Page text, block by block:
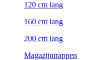
120 cm lang
160 cm lang
200 cm lang
Magazijntrappen